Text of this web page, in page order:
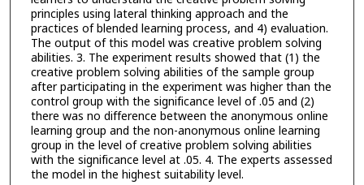
principles using lateral thinking approach and the
practices of blended learning process, and 4) evaluation.
The output of this model was creative problem solving
abilities. 3. The experiment results showed that (1) the
creative problem solving abilities of the sample group
after participating in the experiment was higher than the
control group with the significance level of .05 and (2)
there was no difference between the anonymous online
learning group and the non-anonymous online learning
group in the level of creative problem solving abilities
with the significance level at .05. 4. The experts assessed
the model in the highest suitability level.